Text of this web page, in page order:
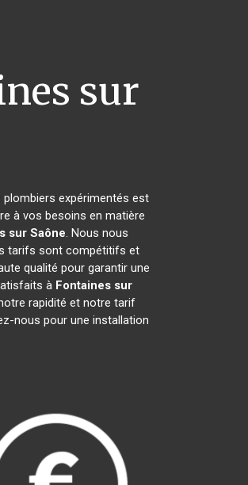
sur
expérimentés est
à vos besoins en matière
sur Saône. Nous nous
tarifs sont compétitifs et
qualité pour garantir une
à Fontaines sur
rapidité et notre tarif
nous pour une installation